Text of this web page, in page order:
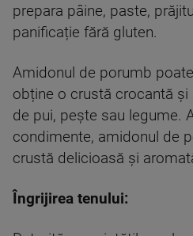
prepara pâine, paste,
panificație fără gluten.
Amidonul de porumb
obține o crustă crocantă și
de pui, pește sau legume.
condimente, amidonul de
crustă delicioasă și
Îngrijirea tenului: